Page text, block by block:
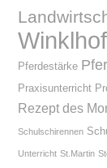
Winklhof
Pferdestärke
Praxisunterricht
Rezept des
Schulschirennen
Unterricht St.Martin